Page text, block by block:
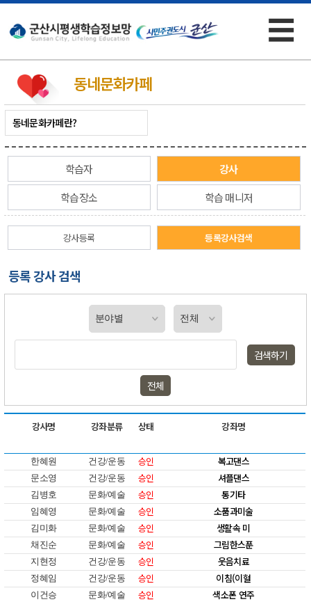
×
☰
동네문화카페
동네문화카페란?
학습자
강사
학습장소
학습 매니저
강사등록 등록강사검색
등록 강사 검색
검색하기
전체
강사명 강좌분류 상태 강좌명
한혜원 건강/운동 승인 복고댄스
문소영 건강/운동 승인 셔플댄스
김병호 문화/예술 승인 통기타
임혜영 문화/예술 승인 소품과미술
김미화 문화/예술 승인 생활속 미
채진순 문화/예술 승인 그림한스푼
지현정 건강/운동 승인 웃음치료
정혜임 건강/운동 승인 이침(이혈
이건승 문화/예술 승인 색소폰 연주